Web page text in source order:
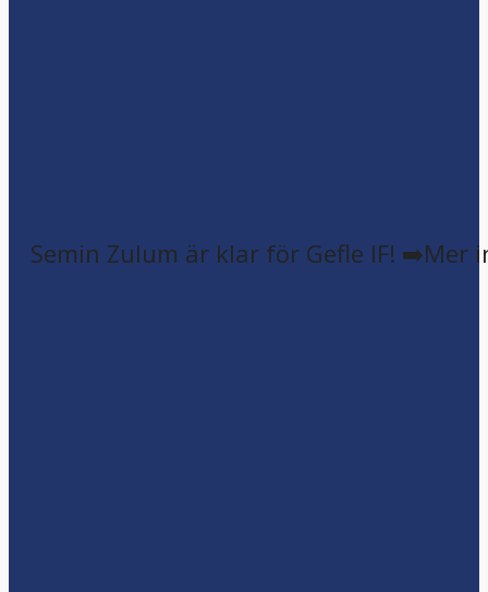
Semin Zulum är klar för Gefle IF! ➡️Mer